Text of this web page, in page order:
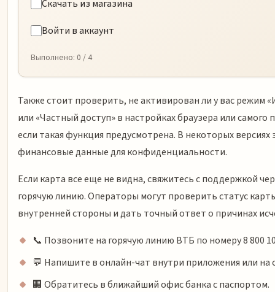
Скачать из магазина
Войти в аккаунт
Выполнено: 0 / 4
Также стоит проверить, не активирован ли у вас режим
или «Частный доступ» в настройках браузера или самого
если такая функция предусмотрена. В некоторых версиях
финансовые данные для конфиденциальности.
Если карта все еще не видна, свяжитесь с поддержкой
горячую линию. Операторы могут проверить статус
внутренней стороны и дать точный ответ о причинах
📞 Позвоните на горячую линию ВТБ по номеру 8 800
💬 Напишите в онлайн-чат внутри приложения или на
🏢 Обратитесь в ближайший офис банка с паспортом.